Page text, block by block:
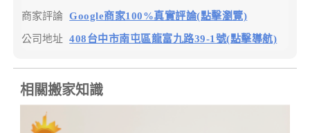
商家評論 Google商家100%真實評論(點擊瀏覽)
公司地址 408台中市南屯區龍富九路39-1號(點擊導航)
相關搬家知識